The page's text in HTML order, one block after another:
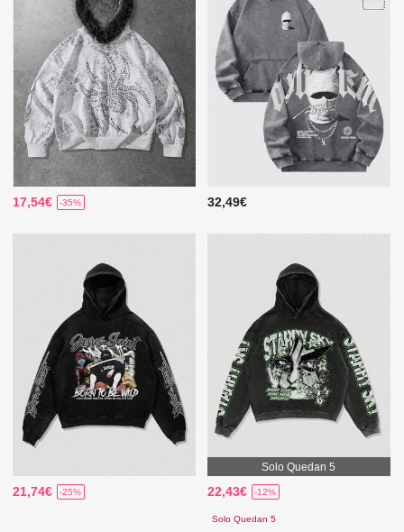
17,54€ -35% 32,49€
21,74€ -25%
Solo Quedan 5
22,43€ -12%
Solo Quedan 5